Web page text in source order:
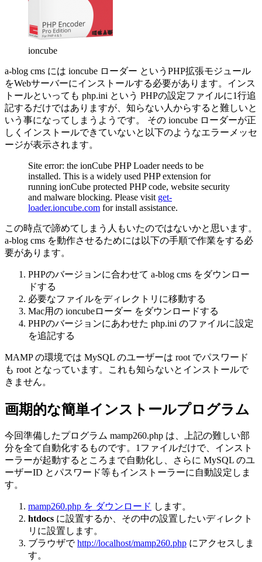
ioncube
a-blog cms には ioncube ローダー というPHP拡張モジュール
をWebサーバーにインストールする必要があります。インス
トールといっても php.ini という PHPの設定ファイルに1行追
記するだけではありますが、知らない人からすると難しいと
いう事になってしまうようです。 その ioncube ローダーが正
しくインストールできていないと以下のようなエラーメッセ
ージが表示されます。
Site error: the ionCube PHP Loader needs to be
installed. This is a widely used PHP extension for
running ionCube protected PHP code, website security
and malware blocking. Please visit get-
loader.ioncube.com for install assistance.
この時点で諦めてしまう人もいたのではないかと思います。
a-blog cms を動作させるためには以下の手順で作業をする必
要があります。
PHPのバージョンに合わせて a-blog cms をダウンロー
ドする
必要なファイルをディレクトリに移動する
Mac用の ioncubeローダー をダウンロードする
PHPのバージョンにあわせた php.ini のファイルに設定
を追記する
MAMP の環境では MySQL のユーザーは root でパスワード
も root となっています。これも知らないとインストールで
きません。
画期的な簡単インストールプログラム
今回準備したプログラム mamp260.php は、上記の難しい部
分を全て自動化するものです。1ファイルだけで、インスト
ーラーが起動するところまで自動化し、さらに MySQL のユ
ーザーID とパスワード等もインストーラーに自動設定しま
す。
mamp260.php を ダウンロード します。
htdocs に設置するか、その中の設置したいディレクト
リに設置します。
ブラウザでhttp://localhost/mamp260.php にアクセスしま
す。